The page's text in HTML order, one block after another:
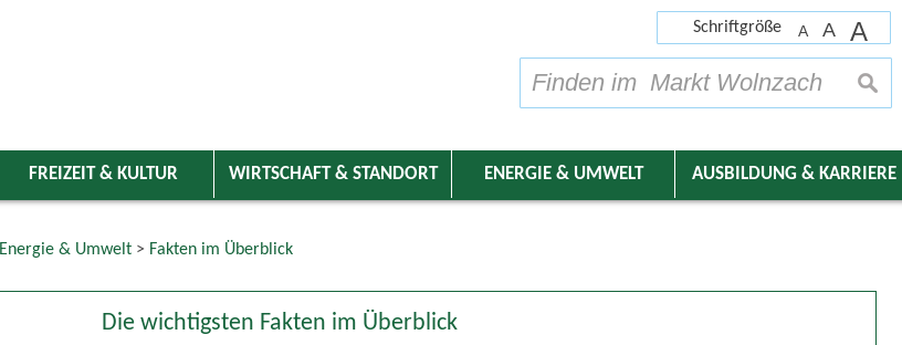
Schriftgröße A A A
FREIZEIT & KULTUR WIRTSCHAFT & STANDORT ENERGIE & UMWELT AUSBILDUNG & KARRIERE
Energie & Umwelt> Fakten im Überblick
Die wichtigsten Fakten im Überblick